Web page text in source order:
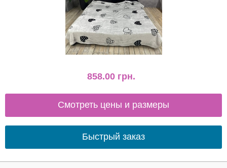
858.00 грн.
Смотреть цены и размеры
Быстрый заказ